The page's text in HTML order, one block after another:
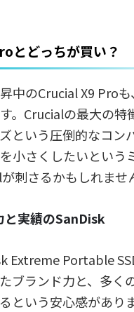
とどっちが買い？
中のCrucial X9 Pro
。Crucialの最大の特
という圧倒的なコン
小さくしたいという
刺さるかもしれませ
と実績のSanDisk
Extreme Portable
ブランド力と、多く
という安心感があり